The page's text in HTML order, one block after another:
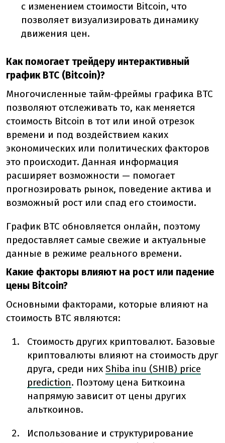
с изменением стоимости Bitcoin, что
позволяет визуализировать динамику
движения цен.
Как помогает трейдеру интерактивный
график BTC (Bitcoin)?
Многочисленные тайм-фреймы графика BTC
позволяют отслеживать то, как меняется
стоимость Bitcoin в тот или иной отрезок
времени и под воздействием каких
экономических или политических факторов
это происходит. Данная информация
расширяет возможности — помогает
прогнозировать рынок, поведение актива и
возможный рост или спад его стоимости.
График BTC обновляется онлайн, поэтому
предоставляет самые свежие и актуальные
данные в режиме реального времени.
Какие факторы влияют на рост или падение
цены Bitcoin?
Основными факторами, которые влияют на
стоимость BTC являются:
Стоимость других криптовалют. Базовые
криптовалюты влияют на стоимость друг
друга, среди них Shiba inu (SHIB) price
prediction. Поэтому цена Биткоина
напрямую зависит от цены других
альткоинов.
Использование и структурирование